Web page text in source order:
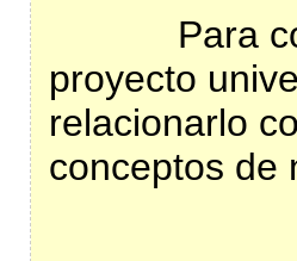
Para
proyecto
relacionarlo
conceptos de